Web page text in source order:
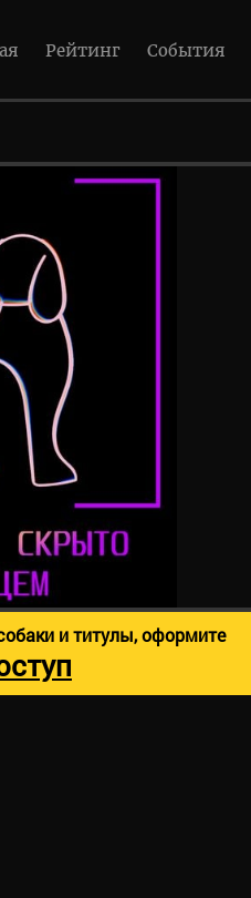
Рейтинг События
и титулы, оформите